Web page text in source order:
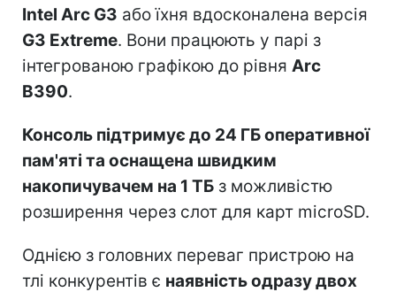
Intel Arc G3 або їхня вдосконалена версія
G3 Extreme. Вони працюють у парі з
інтегрованою графікою до рівня Arc
B390.
Консоль підтримує до 24 ГБ оперативної
пам'яті та оснащена швидким
накопичувачем на 1 ТБ з можливістю
розширення через слот для карт microSD.
Однією з головних переваг пристрою на
тлі конкурентів є наявність одразу двох